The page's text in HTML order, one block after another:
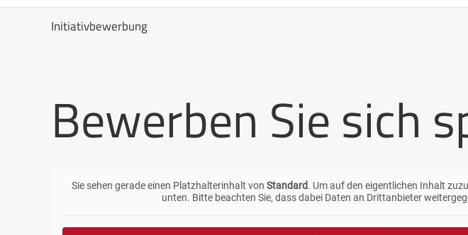
Initiativbewerbung
Bewerben Sie sich
Sie sehen gerade einen Platzhalterinhalt von Standard. Um auf den eigentlichen Inhalt
unten. Bitte beachten Sie, dass dabei Daten an Drittanbieter